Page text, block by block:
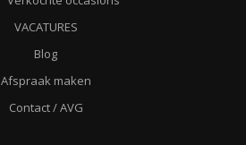
VACATURES
Blog
Afspraak maken
Contact / AVG